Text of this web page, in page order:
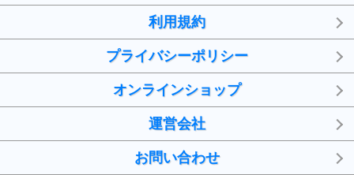
利用規約
プライバシーポリシー
オンラインショップ
運営会社
お問い合わせ